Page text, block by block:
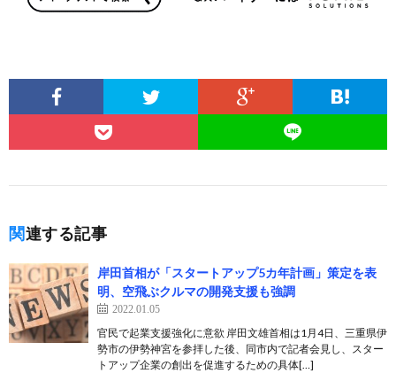
関連する記事
岸田首相が「スタートアップ5カ年計画」策定を表
明、空飛ぶクルマの開発支援も強調
2022.01.05
官民で起業支援強化に意欲 岸田文雄首相は1月4日、三重県伊
勢市の伊勢神宮を参拝した後、同市内で記者会見し、スター
トアップ企業の創出を促進するための具体[…]